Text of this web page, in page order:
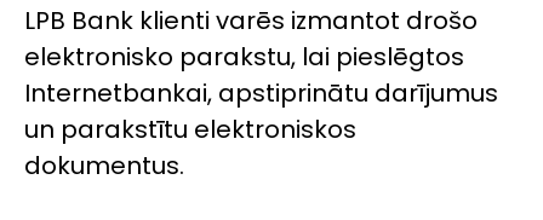
LPB Bank klienti varēs izmantot drošo
elektronisko parakstu, lai pieslēgtos
Internetbankai, apstiprinātu darījumus
un parakstītu elektroniskos
dokumentus.